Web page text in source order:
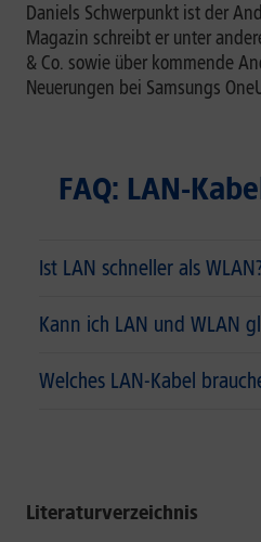
Daniels Schwerpunkt ist der
Magazin schreibt er unter
& Co. sowie über kommende
Neuerungen bei Samsungs
FAQ: LAN-
Ist LAN schneller als
Kann ich LAN und WLAN
Welches LAN-Kabel
Literaturverzeichnis